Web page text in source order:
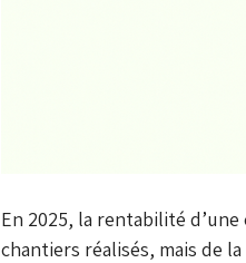
En 2025, la rentabilité
chantiers réalisés, mais de